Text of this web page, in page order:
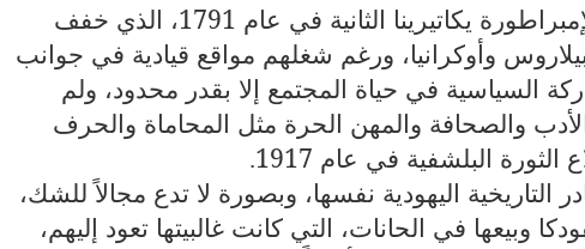
ومع ذلك، وعلى الرغم من مرسوم الإمبراطورة يكاتيرينا الثانية في عام 1791، الذي خفف
وأوكرانيا، ورغم شغلهم مواقع قيادية في جوانب
السياسية في حياة المجتمع إلا بقدر محدود، ولم
والصحافة والمهن الحرة مثل المحاماة والحرف
البلشفية في عام 1917
.
اليهودية نفسها، وبصورة لا تدع مجالاً للشك،
وبيعها في الحانات، التي كانت غالبيتها تعود إليهم،